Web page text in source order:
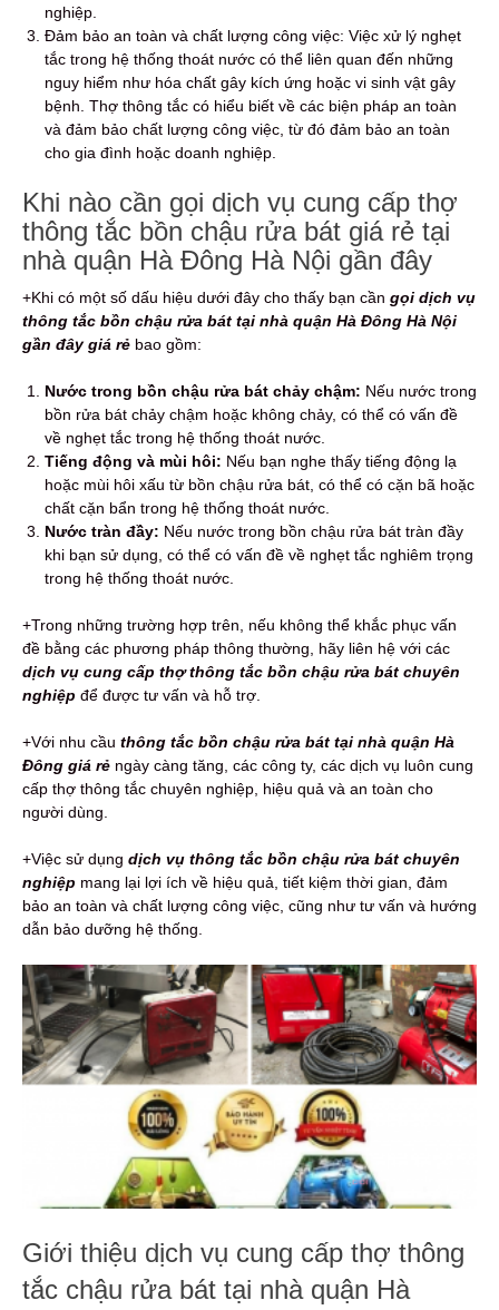
nghiệp.
Đảm bảo an toàn và chất lượng công việc: Việc xử lý nghẹt
tắc trong hệ thống thoát nước có thể liên quan đến những
nguy hiểm như hóa chất gây kích ứng hoặc vi sinh vật gây
bệnh. Thợ thông tắc có hiểu biết về các biện pháp an toàn
và đảm bảo chất lượng công việc, từ đó đảm bảo an toàn
cho gia đình hoặc doanh nghiệp.
Khi nào cần gọi dịch vụ cung cấp thợ
thông tắc bồn chậu rửa bát giá rẻ tại
nhà quận Hà Đông Hà Nội gần đây
+Khi có một số dấu hiệu dưới đây cho thấy bạn cần gọi dịch vụ
thông tắc bồn chậu rửa bát tại nhà quận Hà Đông Hà Nội
gần đây giá rẻ bao gồm:
Nước trong bồn chậu rửa bát chảy chậm: Nếu nước trong
bồn rửa bát chảy chậm hoặc không chảy, có thể có vấn đề
về nghẹt tắc trong hệ thống thoát nước.
Tiếng động và mùi hôi: Nếu bạn nghe thấy tiếng động lạ
hoặc mùi hôi xấu từ bồn chậu rửa bát, có thể có cặn bã hoặc
chất cặn bẩn trong hệ thống thoát nước.
Nước tràn đầy: Nếu nước trong bồn chậu rửa bát tràn đầy
khi bạn sử dụng, có thể có vấn đề về nghẹt tắc nghiêm trọng
trong hệ thống thoát nước.
+Trong những trường hợp trên, nếu không thể khắc phục vấn
đề bằng các phương pháp thông thường, hãy liên hệ với các
dịch vụ cung cấp thợ thông tắc bồn chậu rửa bát chuyên
nghiệp để được tư vấn và hỗ trợ.
+Với nhu cầu thông tắc bồn chậu rửa bát tại nhà quận Hà
Đông giá rẻ ngày càng tăng, các công ty, các dịch vụ luôn cung
cấp thợ thông tắc chuyên nghiệp, hiệu quả và an toàn cho
người dùng.
+Việc sử dụng dịch vụ thông tắc bồn chậu rửa bát chuyên
nghiệp mang lại lợi ích về hiệu quả, tiết kiệm thời gian, đảm
bảo an toàn và chất lượng công việc, cũng như tư vấn và hướng
dẫn bảo dưỡng hệ thống.
Giới thiệu dịch vụ cung cấp thợ thông
tắc chậu rửa bát tại nhà quận Hà